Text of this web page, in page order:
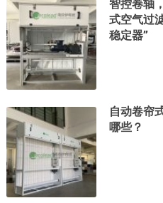
智控卷轴
式空气过
稳定器”
自动卷帘
哪些？